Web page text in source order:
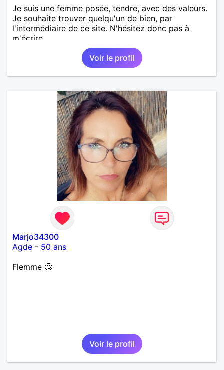
Je suis une femme posée, tendre, avec des valeurs.
Je souhaite trouver quelqu'un de bien, par
l'intermédiaire de ce site. N'hésitez donc pas à
m'écrire.
Voir le profil
Marjo34300
Agde - 50 ans
Flemme 🙄
Voir le profil